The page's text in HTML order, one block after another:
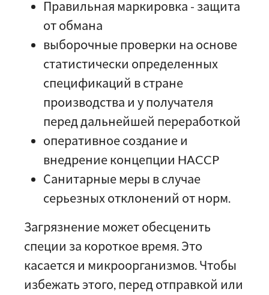
Правильная маркировка - защита
от обмана
выборочные проверки на основе
статистически определенных
спецификаций в стране
производства и у получателя
перед дальнейшей переработкой
оперативное создание и
внедрение концепции HACCP
Санитарные меры в случае
серьезных отклонений от норм.
Загрязнение может обесценить
специи за короткое время. Это
касается и микроорганизмов. Чтобы
избежать этого, перед отправкой или